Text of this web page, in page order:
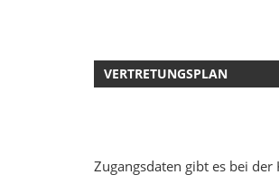
VERTRETUNGSPLAN
Zugangsdaten gibt es bei der